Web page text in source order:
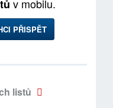
v mobilu.
PŘISPĚT
listů